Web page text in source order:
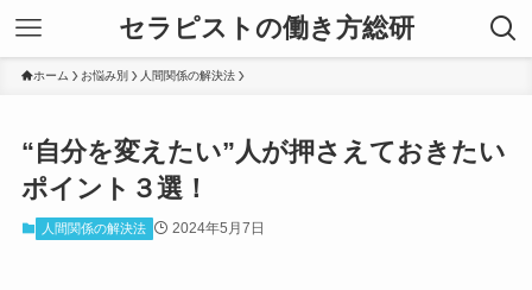
セラピストの働き方総研
ホーム お悩み別 人間関係の解決法
“自分を変えたい”人が押さえておきたい
ポイント３選！
人間関係の解決法 2024年5月7日